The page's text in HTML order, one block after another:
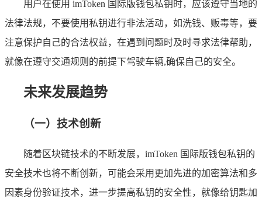
用户在使用 imToken 国际版钱包私钥时，应该遵守当地的
法律法规，不要使用私钥进行非法活动，如洗钱、贩毒等，要
注意保护自己的合法权益，在遇到问题时及时寻求法律帮助，
就像在遵守交通规则的前提下驾驶车辆,确保自己的安全。
未来发展趋势
（一）技术创新
随着区块链技术的不断发展，imToken 国际版钱包私钥的
安全技术也将不断创新，可能会采用更加先进的加密算法和多
因素身份验证技术，进一步提高私钥的安全性，就像给钥匙加